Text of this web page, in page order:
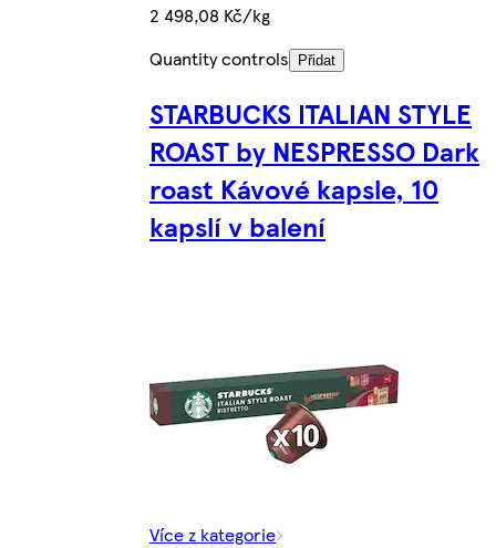
2 498,08 Kč/kg
Quantity controls
Přidat
STARBUCKS ITALIAN STYLE
ROAST by NESPRESSO Dark
roast Kávové kapsle, 10
kapslí v balení
Více z kategorie